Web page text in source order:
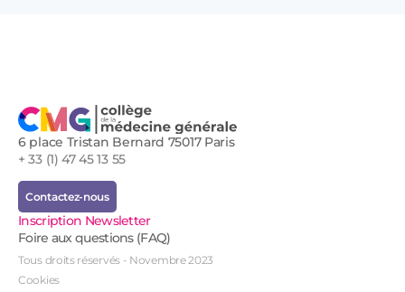
6 place Tristan Bernard 75017 Paris
+ 33 (1) 47 45 13 55
Contactez-nous
Inscription Newsletter
Foire aux questions (FAQ)
Tous droits réservés - Novembre 2023
Cookies